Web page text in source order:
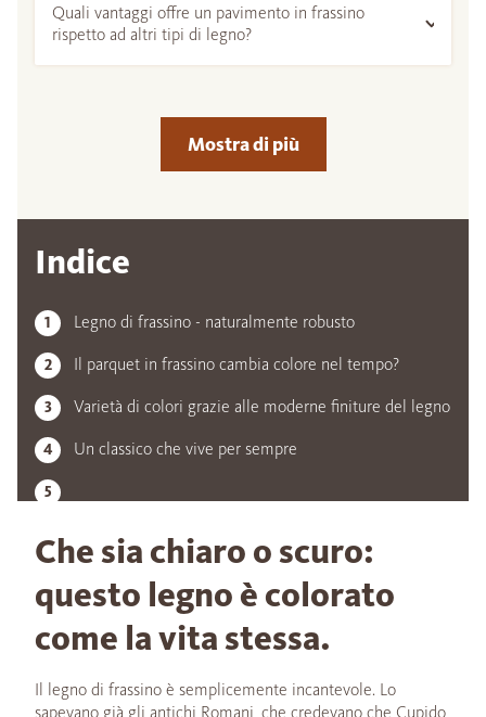
Quali vantaggi offre un pavimento in frassino
rispetto ad altri tipi di legno?
Mostra di più
Indice
Legno di frassino - naturalmente robusto
Il parquet in frassino cambia colore nel tempo?
Varietà di colori grazie alle moderne finiture del legno
Un classico che vive per sempre
Che sia chiaro o scuro:
questo legno è colorato
come la vita stessa.
Il legno di frassino è semplicemente incantevole. Lo
sapevano già gli antichi Romani, che credevano che Cupido,